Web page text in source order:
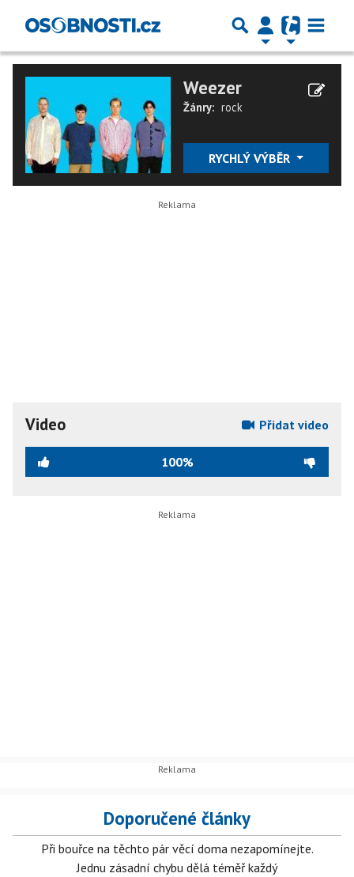
Weezer
Žánry: rock
RYCHLÝ VÝBĚR
Video Přidat video
100%
Doporučené články
Při bouřce na těchto pár věcí doma nezapomínejte.
Jednu zásadní chybu dělá téměř každý